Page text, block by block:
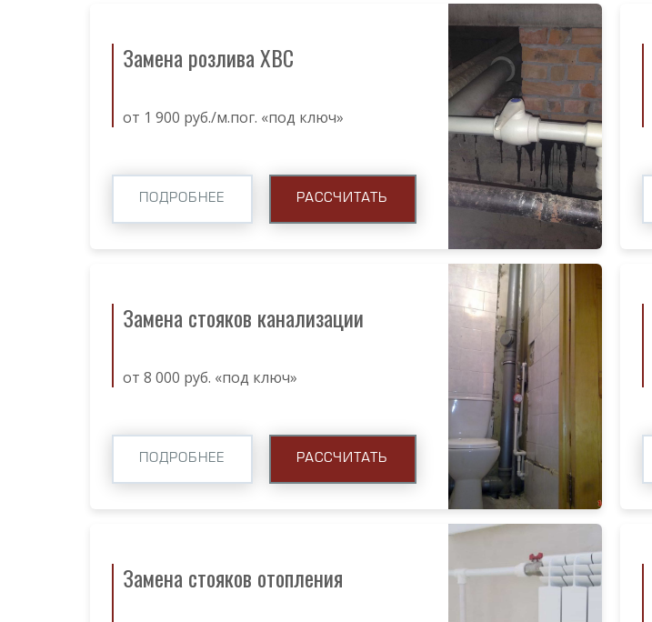
Замена розлива ХВС
от 1 900 руб./м.пог. «под ключ»
ПОДРОБНЕЕ РАССЧИТАТЬ
Замена стояков канализации
от 8 000 руб. «под ключ»
ПОДРОБНЕЕ РАССЧИТАТЬ
Замена стояков отопления